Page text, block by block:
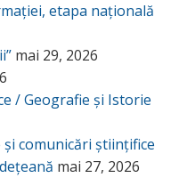
etapa națională
mai 29, 2026
/ Geografie și Istorie
comunicări științifice
mai 27, 2026